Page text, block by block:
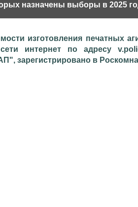
назначены выборы в 2025
изготовления печатных
интернет по адресу
зарегистрировано в